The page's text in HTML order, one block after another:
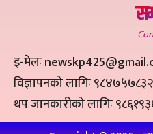
इ-मेलः
विज्ञापनको लागिः
थप जानकारीको लागिः